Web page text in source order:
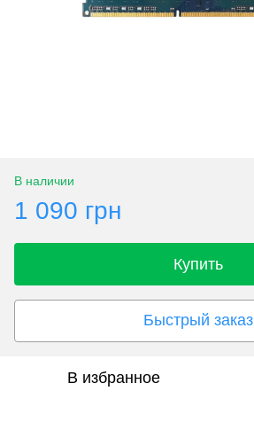
В наличии
1 090 грн
Купить
Быстрый заказ
В избранное